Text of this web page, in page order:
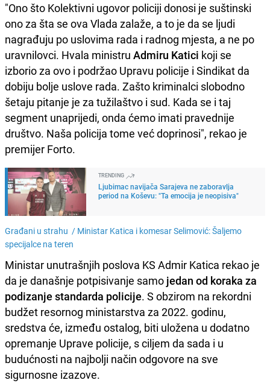
"Ono što Kolektivni ugovor policiji donosi je suštinski
ono za šta se ova Vlada zalaže, a to je da se ljudi
nagrađuju po uslovima rada i radnog mjesta, a ne po
uravnilovci. Hvala ministru Admiru Katici koji se
izborio za ovo i podržao Upravu policije i Sindikat da
dobiju bolje uslove rada. Zašto kriminalci slobodno
šetaju pitanje je za tužilaštvo i sud. Kada se i taj
segment unaprijedi, onda ćemo imati pravednije
društvo. Naša policija tome već doprinosi", rekao je
premijer Forto.
TRENDING
Ljubimac navijača Sarajeva ne zaboravlja
period na Koševu: "Ta emocija je neopisiva"
Građani u strahu / Ministar Katica i komesar Selimović: Šaljemo
specijalce na teren
Ministar unutrašnjih poslova KS Admir Katica rekao je
da je današnje potpisivanje samo jedan od koraka za
podizanje standarda policije. S obzirom na rekordni
budžet resornog ministarstva za 2022. godinu,
sredstva će, između ostalog, biti uložena u dodatno
opremanje Uprave policije, s ciljem da sada i u
budućnosti na najbolji način odgovore na sve
sigurnosne izazove.